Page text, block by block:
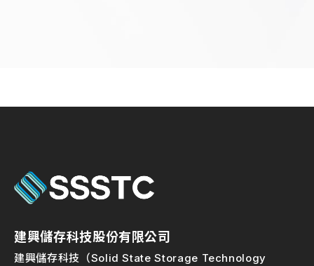
建興儲存科技股份有限公司
建興儲存科技（Solid State Storage Technology